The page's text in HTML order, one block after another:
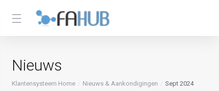
Nieuws
Klantensysteem Home Nieuws & Aankondigingen Sept 2024